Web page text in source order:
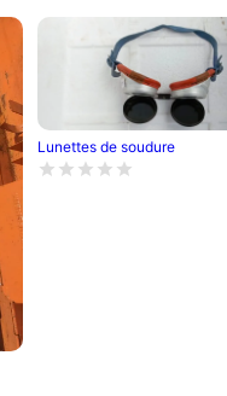
Lunettes de soudure